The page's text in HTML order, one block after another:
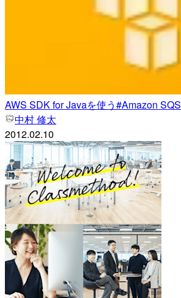
AWS SDK for Javaを使う#Amazon SQS
中村 修太
2012.02.10